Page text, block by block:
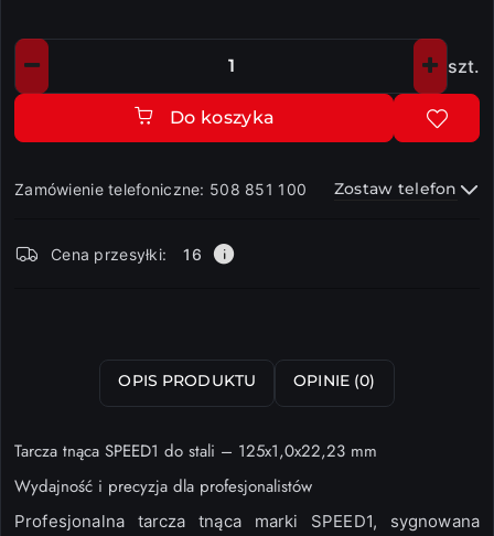
Ilość szt.
Do koszyka
Zamówienie telefoniczne: 508 851 100 Zostaw telefon
i
Cena przesyłki: 16
OPIS PRODUKTU OPINIE (0)
Tarcza tnąca SPEED1 do stali – 125x1,0x22,23 mm
Wydajność i precyzja dla profesjonalistów
Profesjonalna tarcza tnąca marki SPEED1, sygnowana